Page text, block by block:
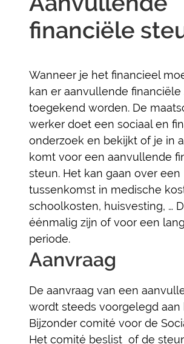
financiële
Wanneer je het financieel
kan er aanvullende financiële
toegekend worden. De
werker doet een sociaal en
onderzoek en bekijkt of je in
komt voor een aanvullende
steun. Het kan gaan over een
tussenkomst in medische
schoolkosten, huisvesting, …
éénmalig zijn of voor een
periode.
Aanvraag
De aanvraag van een
wordt steeds voorgelegd aan
Bijzonder comité voor de
Het comité beslist of de